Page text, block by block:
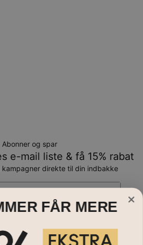
Abonner og spar
e-mail liste & få 15% rabat
kampagner direkte til din indbakke
FÅR MERE